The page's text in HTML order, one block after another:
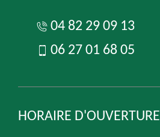
04 82 29 09 13
06 27 01 68 05
HORAIRE D'OUVERTURE